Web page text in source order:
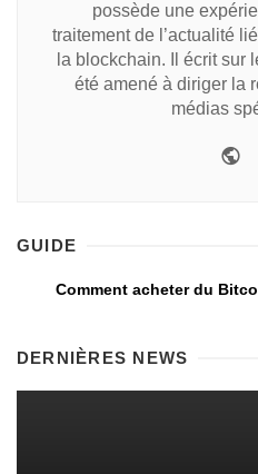
possède une
traitement de l’actualité
la blockchain. Il écrit sur
été amené à diriger la
médias
GUIDE
Comment acheter du
DERNIÈRES NEWS